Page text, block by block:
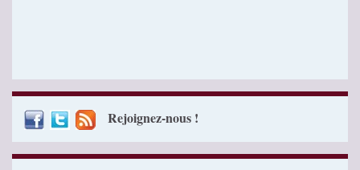
Rejoignez-nous !